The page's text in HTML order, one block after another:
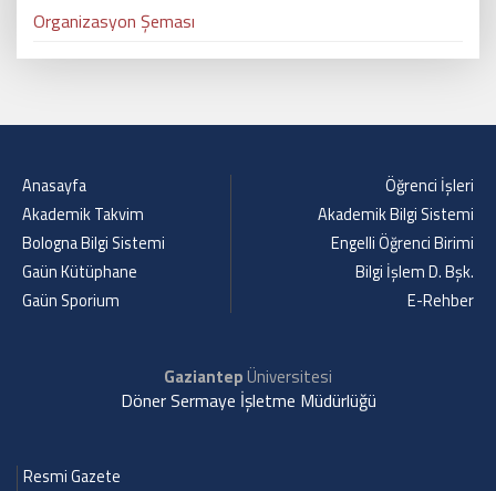
Organizasyon Şeması
Anasayfa
Akademik Takvim
Bologna Bilgi Sistemi
Gaün Kütüphane
Gaün Sporium
Öğrenci İşleri
Akademik Bilgi Sistemi
Engelli Öğrenci Birimi
Bilgi İşlem D. Bşk.
E-Rehber
GaziantepÜniversitesi
Döner Sermaye İşletme Müdürlüğü
Resmi Gazete